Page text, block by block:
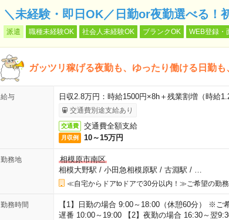
＼未経験・即日OK／日勤or夜勤選べる！
派遣 職種未経験OK 社会人未経験OK ブランクOK WEB登録・
ガッツリ稼げる夜勤も、ゆったり働ける日勤も
給与 日収2.8万円：時給1500円×8h＋残業割増（時給
交通費別途支給あり
交通費 交通費全額支給
月収例 10～15万円
勤務地
相模原市南区
相模大野駅 / 小田急相模原駅 / 古淵駅 /
≪自宅からドアtoドアで30分以内！≫ご希望の勤務
勤務時間
【1】日勤の場合 9:00～18:00（休憩60分） ※
遅番 10:00～19:00 【2】夜勤の場合 16:30～翌